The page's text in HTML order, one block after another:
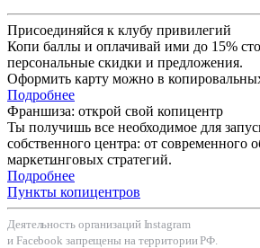
Присоединяйся к клубу привилегий
Копи баллы и оплачивай ими до 15%
персональные скидки и предложения.
Оформить карту можно в
Подробнее
Франшиза: открой свой копицентр
Ты получишь все необходимое для
собственного центра: от современного
маркетинговых стратегий.
Подробнее
Пункты копицентров
Деятельность организаций Instagram
и Facebook запрещены на территории РФ.